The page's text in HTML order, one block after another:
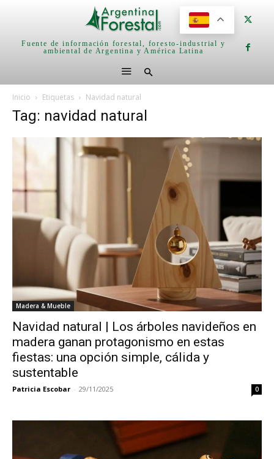
Fuente de información forestal, foresto-industrial y
ambiental de Argentina y América Latina
Inicio Etiquetas Navidad natural
Tag: navidad natural
Madera & Mueble
Navidad natural | Los árboles navideños en
madera ganan protagonismo en estas
fiestas: una opción simple, cálida y
sustentable
Patricia Escobar - 29/11/2025 0